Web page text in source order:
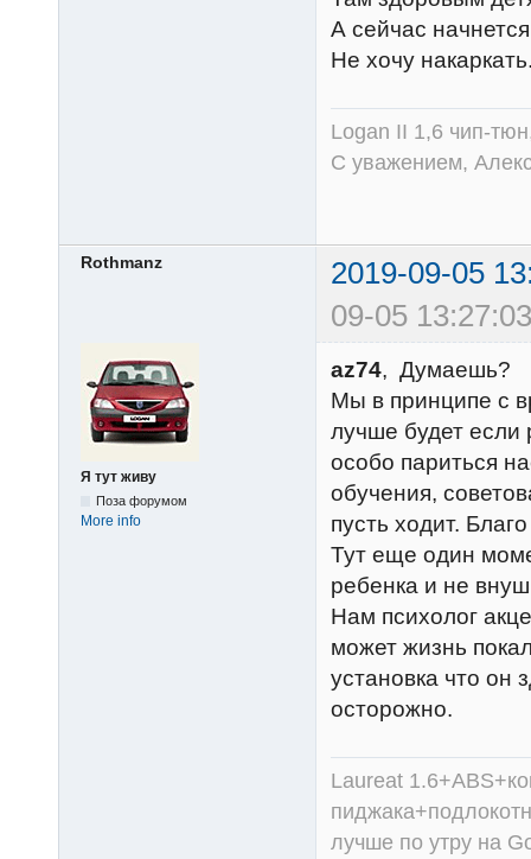
А сейчас
Не хочу
Logan II 1,6 чип-
С уважением,
Rothmanz
2019-09-05
09-05
Я тут живу
Поза форумом
More info
az74, Думаешь?
Мы в принципе с
лучше будет если
особо париться
обучения,
пусть ходит.
Тут еще один
ребенка и не
Нам психолог
может жизнь
установка что он
осторожно.
Laureat
лучше по утру на